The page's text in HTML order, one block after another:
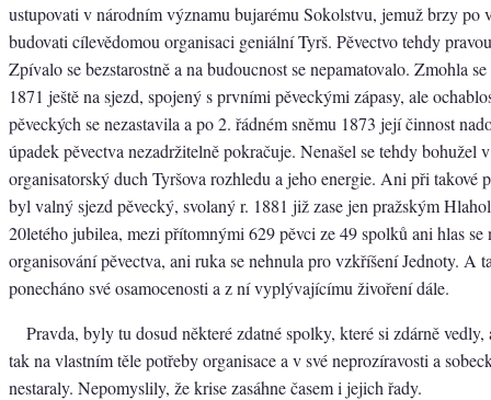
ustupovati v národním významu bujarému Sokolstvu, jemuž brzy po
budovati cílevědomou organisaci geniální Tyrš. Pěvectvo tehdy
Zpívalo se bezstarostně a na budoucnost se nepamatovalo. Zmohla se
1871 ještě na sjezd, spojený s prvními pěveckými zápasy, ale
pěveckých se nezastavila a po 2. řádném sněmu 1873 její činnost
úpadek pěvectva nezadržitelně pokračuje. Nenašel se tehdy bohužel
organisatorský duch Tyršova rozhledu a jeho energie. Ani při takové
byl valný sjezd pěvecký, svolaný r. 1881 již zase jen pražským
20letého jubilea, mezi přítomnými 629 pěvci ze 49 spolků ani hlas se
organisování pěvectva, ani ruka se nehnula pro vzkříšení Jednoty. A
ponecháno své osamocenosti a z ní vyplývajícímu živoření dále.
Pravda, byly tu dosud některé zdatné spolky, které si zdárně
tak na vlastním těle potřeby organisace a v své neprozíravosti a
nestaraly. Nepomyslily, že krise zasáhne časem i jejich řady.